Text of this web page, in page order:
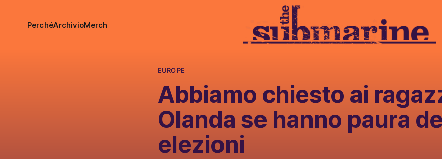
PerchéArchivioMerch
EUROPE
Abbiamo chiesto ai
Olanda se hanno paura
elezioni